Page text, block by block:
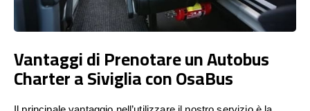
Vantaggi di Prenotare un Autobus
Charter a Siviglia con OsaBus